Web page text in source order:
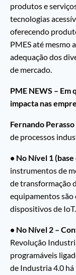
produtos e
tecnologias
oferecendo
PMES até mesmo
adequação dos
de mercado.
PME NEWS – Em
impacta nas
Fernando Perasso
de processos
• No Nível 1
instrumentos de
de transformação
equipamentos são
dispositivos de IoT.
• No Nível 2 –
Revolução
programáveis
de Industria 4.0